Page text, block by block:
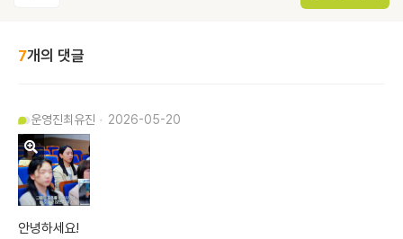
7개의 댓글
운영진최유진 2026-05-20
안녕하세요!